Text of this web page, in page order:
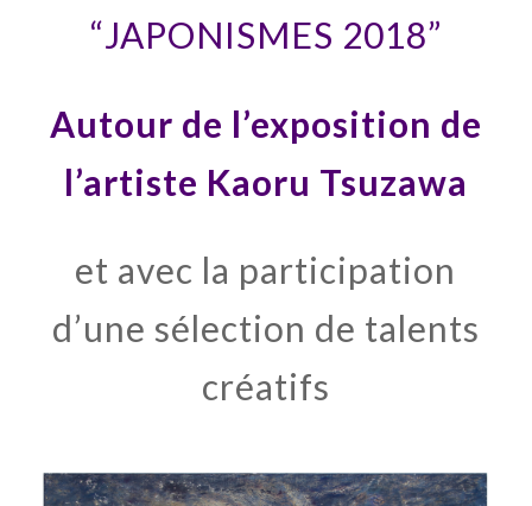
“JAPONISMES 2018”
Autour de l’exposition de
l’artiste Kaoru Tsuzawa
et avec la participation
d’une sélection de talents
créatifs